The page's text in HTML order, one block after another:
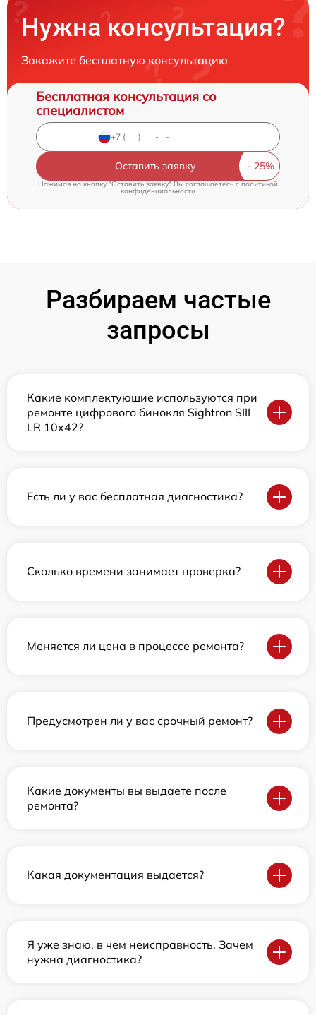
Нужна консультация?
Закажите бесплатную консультацию
Бесплатная консультация со
специалистом
Оставить заявку
Нажимая на кнопку "Оставить заявку" Вы соглашаетесь cполитикой
конфиденциальности
Разбираем частые
запросы
Какие комплектующие используются при
ремонте цифрового бинокля Sightron SIII
LR 10x42?
Есть ли у вас бесплатная диагностика?
Сколько времени занимает проверка?
Меняется ли цена в процессе ремонта?
Предусмотрен ли у вас срочный ремонт?
Какие документы вы выдаете после
ремонта?
Какая документация выдается?
Я уже знаю, в чем неисправность. Зачем
нужна диагностика?